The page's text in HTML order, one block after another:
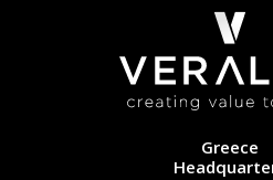
Greece